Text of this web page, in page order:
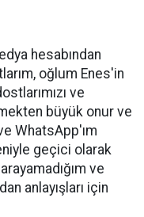
hesabından
oğlum Enes'in
ve
büyük onur ve
WhatsApp'ım
geçici olarak
ve
anlayışları için